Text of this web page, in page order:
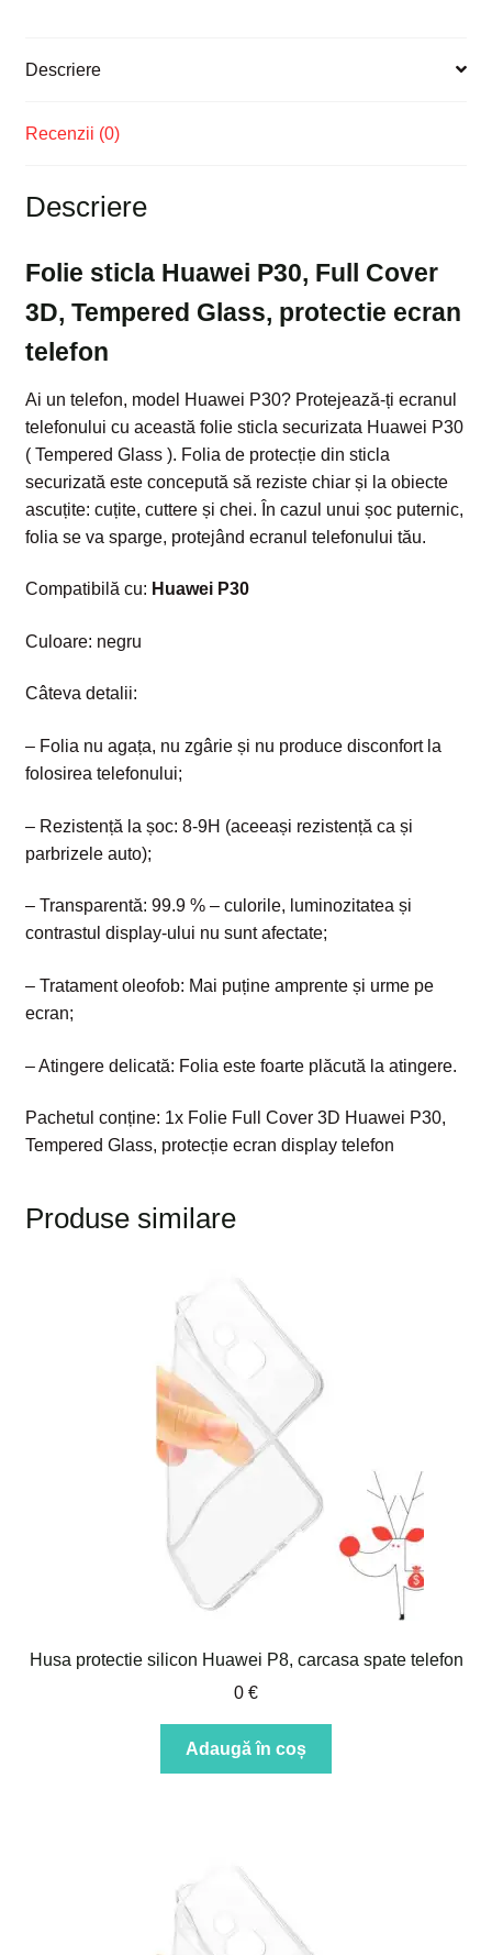
Descriere
Recenzii (0)
Descriere
Folie sticla Huawei P30, Full Cover
3D, Tempered Glass, protectie ecran
telefon
Ai un telefon, model Huawei P30? Protejează-ți ecranul
telefonului cu această folie sticla securizata Huawei P30
( Tempered Glass ). Folia de protecție din sticla
securizată este concepută să reziste chiar și la obiecte
ascuțite: cuțite, cuttere și chei. În cazul unui șoc puternic,
folia se va sparge, protejând ecranul telefonului tău.
Compatibilă cu: Huawei P30
Culoare: negru
Câteva detalii:
– Folia nu agața, nu zgârie și nu produce disconfort la
folosirea telefonului;
– Rezistență la șoc: 8-9H (aceeași rezistență ca și
parbrizele auto);
– Transparentă: 99.9 % – culorile, luminozitatea și
contrastul display-ului nu sunt afectate;
– Tratament oleofob: Mai puține amprente și urme pe
ecran;
– Atingere delicată: Folia este foarte plăcută la atingere.
Pachetul conține: 1x Folie Full Cover 3D Huawei P30,
Tempered Glass, protecție ecran display telefon
Produse similare
Husa protectie silicon Huawei P8, carcasa spate telefon
0 €
Adaugă în coș